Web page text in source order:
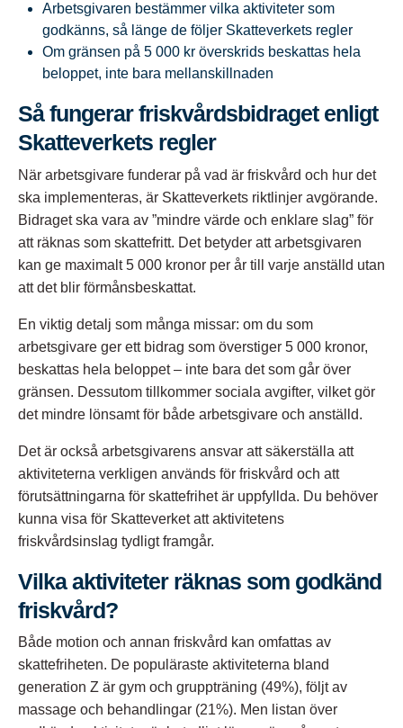
Arbetsgivaren bestämmer vilka aktiviteter som
godkänns, så länge de följer Skatteverkets regler
Om gränsen på 5 000 kr överskrids beskattas hela
beloppet, inte bara mellanskillnaden
Så fungerar friskvårdsbidraget enligt
Skatteverkets regler
När arbetsgivare funderar på vad är friskvård och hur det
ska implementeras, är Skatteverkets riktlinjer avgörande.
Bidraget ska vara av ”mindre värde och enklare slag” för
att räknas som skattefritt. Det betyder att arbetsgivaren
kan ge maximalt 5 000 kronor per år till varje anställd utan
att det blir förmånsbeskattat.​
En viktig detalj som många missar: om du som
arbetsgivare ger ett bidrag som överstiger 5 000 kronor,
beskattas hela beloppet – inte bara det som går över
gränsen. Dessutom tillkommer sociala avgifter, vilket gör
det mindre lönsamt för både arbetsgivare och anställd.​
Det är också arbetsgivarens ansvar att säkerställa att
aktiviteterna verkligen används för friskvård och att
förutsättningarna för skattefrihet är uppfyllda. Du behöver
kunna visa för Skatteverket att aktivitetens
friskvårdsinslag tydligt framgår.​
Vilka aktiviteter räknas som godkänd
friskvård?
Både motion och annan friskvård kan omfattas av
skattefriheten. De populäraste aktiviteterna bland
generation Z är gym och gruppträning (49%), följt av
massage och behandlingar (21%). Men listan över